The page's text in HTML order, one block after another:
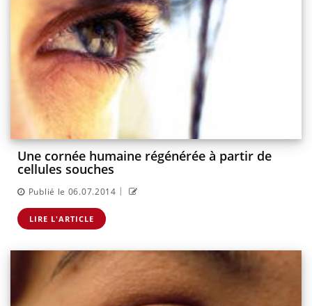
Une cornée humaine régénérée à partir de
cellules souches
Publié le 06.07.2014 |
LIRE L'ARTICLE